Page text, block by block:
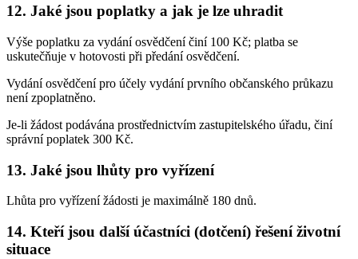
12. Jaké jsou poplatky a jak je lze uhradit
Výše poplatku za vydání osvědčení činí 100 Kč; platba se
uskutečňuje v hotovosti při předání osvědčení.
Vydání osvědčení pro účely vydání prvního občanského průkazu
není zpoplatněno.
Je-li žádost podávána prostřednictvím zastupitelského úřadu, činí
správní poplatek 300 Kč.
13. Jaké jsou lhůty pro vyřízení
Lhůta pro vyřízení žádosti je maximálně 180 dnů.
14. Kteří jsou další účastníci (dotčení) řešení životní
situace